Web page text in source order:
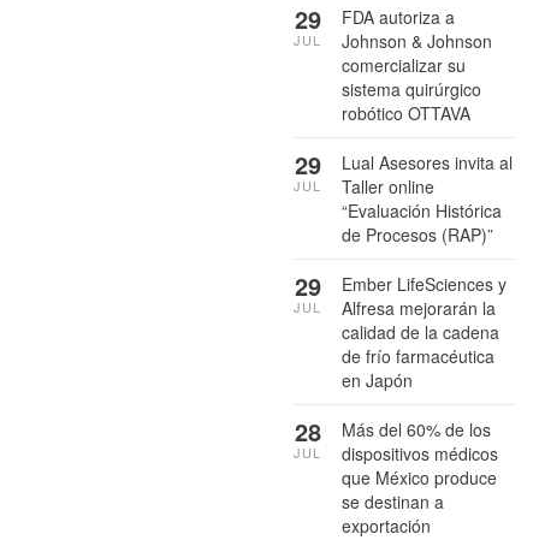
FDA autoriza a
Johnson & Johnson
comercializar su
sistema quirúrgico
robótico OTTAVA
29
JUL
Lual Asesores invita al
Taller online
“Evaluación Histórica
de Procesos (RAP)”
29
JUL
Ember LifeSciences y
Alfresa mejorarán la
calidad de la cadena
de frío farmacéutica
en Japón
29
JUL
Más del 60% de los
dispositivos médicos
que México produce
se destinan a
exportación
28
JUL